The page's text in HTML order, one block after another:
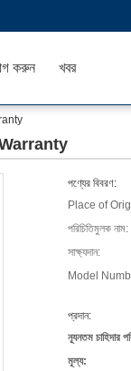
করুন খবর
পণ্যের বিবরণ:
Place of
পরিচিতিমুলক নাম:
সাক্ষ্যদান:
Model
প্রদান:
ন্যূনতম চাহিদার
মূল্য: